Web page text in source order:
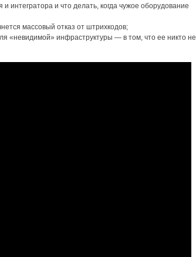
интегратора и что делать, когда чужое оборудование
массовый отказ от штрихкодов;
«невидимой» инфраструктуры — в том, что ее никто не